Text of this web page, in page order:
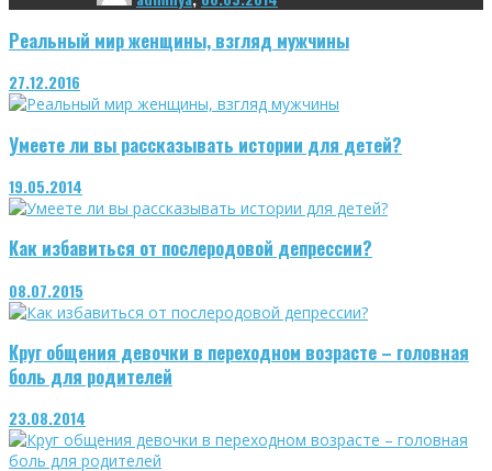
Реальный мир женщины, взгляд мужчины
27.12.2016
Умеете ли вы рассказывать истории для детей?
19.05.2014
Как избавиться от послеродовой депрессии?
08.07.2015
Круг общения девочки в переходном возрасте – головная
боль для родителей
23.08.2014